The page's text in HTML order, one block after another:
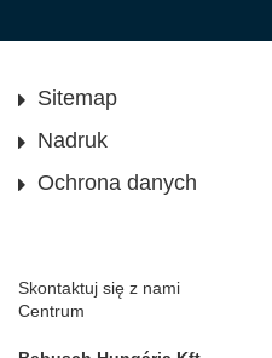
Sitemap
Nadruk
Ochrona danych
Skontaktuj się z nami
Centrum